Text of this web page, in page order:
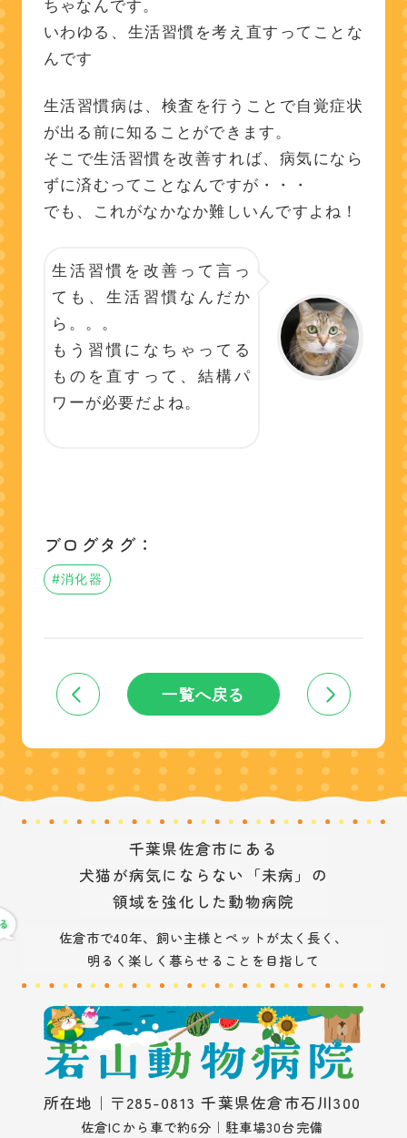
ちゃなんです。
いわゆる、生活習慣を考え直すってことな
んです
生活習慣病は、検査を行うことで自覚症状
が出る前に知ることができます。
そこで生活習慣を改善すれば、病気になら
ずに済むってことなんですが・・・
でも、これがなかなか難しいんですよね！
生活習慣を改善って言っ
ても、生活習慣なんだか
ら。。。
もう習慣になちゃってる
ものを直すって、結構パ
ワーが必要だよね。
ブログタグ：
#消化器
一覧へ戻る
千葉県佐倉市にある
犬猫が病気にならない「未病」の
領域を強化した動物病院
佐倉市で40年、飼い主様とペットが太く長く、
明るく楽しく暮らせることを目指して
所在地｜〒285-0813 千葉県佐倉市石川300
佐倉ICから車で約6分｜駐車場30台完備